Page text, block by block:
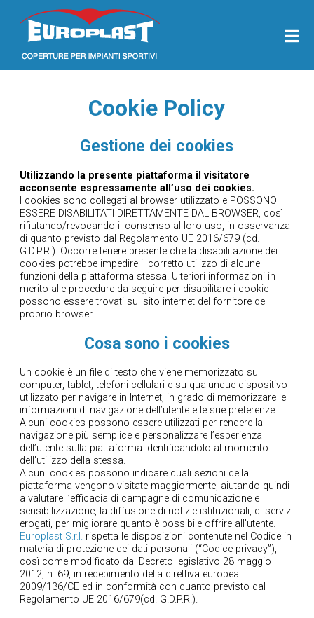
Cookie Policy
Gestione dei cookies
Utilizzando la presente piattaforma il visitatore
acconsente espressamente all’uso dei cookies.
I cookies sono collegati al browser utilizzato e POSSONO
ESSERE DISABILITATI DIRETTAMENTE DAL BROWSER, così
rifiutando/revocando il consenso al loro uso, in osservanza
di quanto previsto dal Regolamento UE 2016/679 (cd.
G.D.P.R.). Occorre tenere presente che la disabilitazione dei
cookies potrebbe impedire il corretto utilizzo di alcune
funzioni della piattaforma stessa. Ulteriori informazioni in
merito alle procedure da seguire per disabilitare i cookie
possono essere trovati sul sito internet del fornitore del
proprio browser.
Cosa sono i cookies
Un cookie è un file di testo che viene memorizzato su
computer, tablet, telefoni cellulari e su qualunque dispositivo
utilizzato per navigare in Internet, in grado di memorizzare le
informazioni di navigazione dell’utente e le sue preferenze.
Alcuni cookies possono essere utilizzati per rendere la
navigazione più semplice e personalizzare l’esperienza
dell’utente sulla piattaforma identificandolo al momento
dell’utilizzo della stessa.
Alcuni cookies possono indicare quali sezioni della
piattaforma vengono visitate maggiormente, aiutando quindi
a valutare l’efficacia di campagne di comunicazione e
sensibilizzazione, la diffusione di notizie istituzionali, di servizi
erogati, per migliorare quanto è possibile offrire all’utente.
Europlast S.r.l. rispetta le disposizioni contenute nel Codice in
materia di protezione dei dati personali (“Codice privacy”),
così come modificato dal Decreto legislativo 28 maggio
2012, n. 69, in recepimento della direttiva europea
2009/136/CE ed in conformità con quanto previsto dal
Regolamento UE 2016/679(cd. G.D.P.R.).